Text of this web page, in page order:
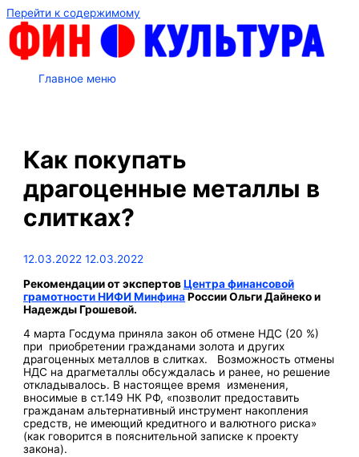
Перейти к содержимому
Главное меню
Как покупать
драгоценные металлы в
слитках?
12.03.2022 12.03.2022
Рекомендации от экспертовЦентра финансовой
грамотности НИФИ МинфинаРоссии Ольги Дайнеко и
Надежды Грошевой.
4 марта Госдума приняла закон об отмене НДС (20 %)
при приобретении гражданами золота и других
драгоценных металлов в слитках. Возможность отмены
НДС на драгметаллы обсуждалась и ранее, но решение
откладывалось. В настоящее время изменения,
вносимые в ст.149 НК РФ, «позволит предоставить
гражданам альтернативный инструмент накопления
средств, не имеющий кредитного и валютного риска»
(как говорится в пояснительной записке к проекту
закона).